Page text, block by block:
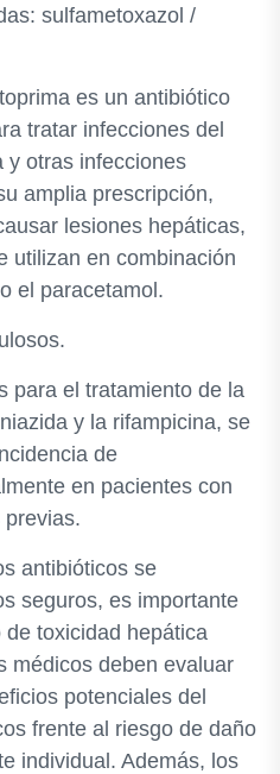
sulfametoxazol /
es un antibiótico
tratar infecciones del
y otras infecciones
amplia prescripción,
lesiones hepáticas,
utilizan en combinación
el paracetamol.
para el tratamiento de la
y la rifampicina, se
de
en pacientes con
antibióticos se
seguros, es importante
toxicidad hepática
médicos deben evaluar
potenciales del
frente al riesgo de daño
individual. Además, los